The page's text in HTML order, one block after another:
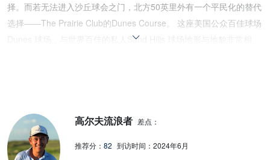
择。而若无法进入沙丘球会之门，北方50英里外有一个平民化的替代
选择——The Prairie Club的Dunes Course。 这座美国公众百佳球场
Dunes 球场，与世界百佳的私人Sand Hills 球场地形与地貌非常相
的表面，加上不同的尺寸和高度差异，为球员提供了丰富的挑战和乐
趣。 Dunes Course随处可见的巨大裸露沙坑与Sand Hills球会有异曲
同工之妙，它为单调的沙丘地貌提供了参考点并突显了周围环境，使
高尔夫流浪者 差点：
推荐分： 82 到访时间： 2024年6月